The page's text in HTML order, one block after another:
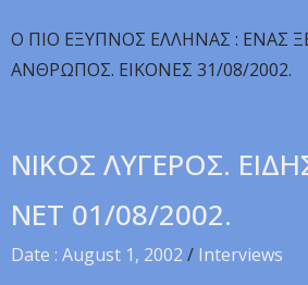
O ΠIO EΞYΠNOΣ EΛΛHNAΣ : ENAΣ
ANΘPΩΠOΣ. EIKONEΣ 31/08/2002.
NIKOΣ ΛYΓEPOΣ.
NET 01/08/2002.
Date : August 1, 2002 / Interviews